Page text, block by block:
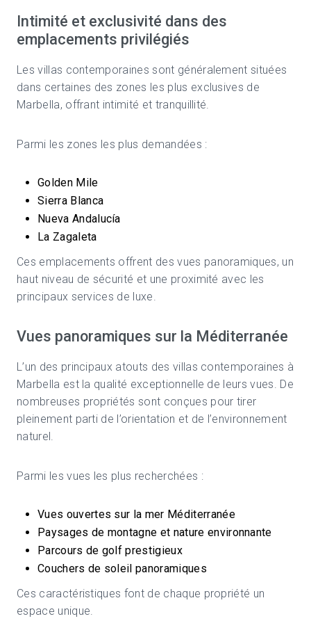
Intimité et exclusivité dans des
emplacements privilégiés
Les villas contemporaines sont généralement situées
dans certaines des zones les plus exclusives de
Marbella, offrant intimité et tranquillité.
Parmi les zones les plus demandées :
Golden Mile
Sierra Blanca
Nueva Andalucía
La Zagaleta
Ces emplacements offrent des vues panoramiques, un
haut niveau de sécurité et une proximité avec les
principaux services de luxe.
Vues panoramiques sur la Méditerranée
L’un des principaux atouts des villas contemporaines à
Marbella est la qualité exceptionnelle de leurs vues. De
nombreuses propriétés sont conçues pour tirer
pleinement parti de l’orientation et de l’environnement
naturel.
Parmi les vues les plus recherchées :
Vues ouvertes sur la mer Méditerranée
Paysages de montagne et nature environnante
Parcours de golf prestigieux
Couchers de soleil panoramiques
Ces caractéristiques font de chaque propriété un
espace unique.